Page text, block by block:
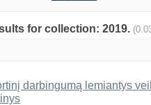
for collection: 2019.
darbingumą lemiantys